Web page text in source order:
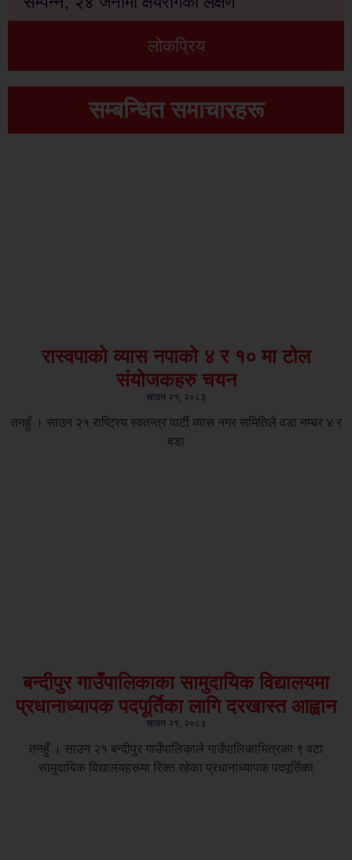
लोकप्रिय
सम्बन्धित समाचारहरू
रास्वपाको व्यास नपाको ४ र १० मा टोल
संयोजकहरु चयन
साउन २१, २०८३
तनहुँ । साउन २१ राष्ट्रिय स्वतन्त्र पार्टी व्यास नगर समितिले वडा नम्बर ४ र
वडा
बन्दीपुर गाउँपालिकाका सामुदायिक विद्यालयमा
प्रधानाध्यापक पदपूर्तिका लागि दरखास्त आह्वान
साउन २१, २०८३
तनहुँ । साउन २१ बन्दीपुर गाउँपालिकाले गाउँपालिकाभित्रका ९ वटा
सामुदायिक विद्यालयहरूमा रिक्त रहेका प्रधानाध्यापक पदपूर्तिका